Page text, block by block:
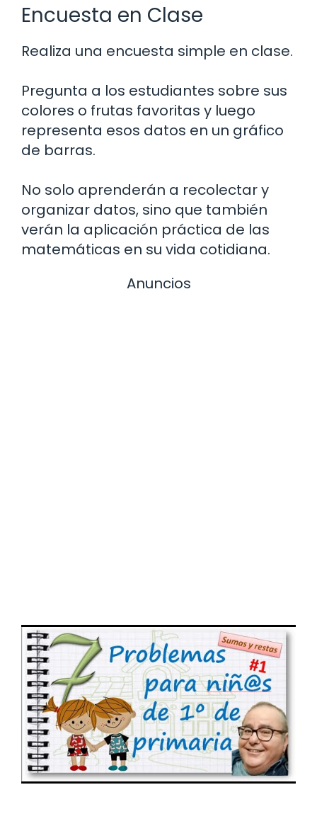
Encuesta en Clase
Realiza una encuesta simple en clase.
Pregunta a los estudiantes sobre sus
colores o frutas favoritas y luego
representa esos datos en un gráfico
de barras.
No solo aprenderán a recolectar y
organizar datos, sino que también
verán la aplicación práctica de las
matemáticas en su vida cotidiana.
Anuncios